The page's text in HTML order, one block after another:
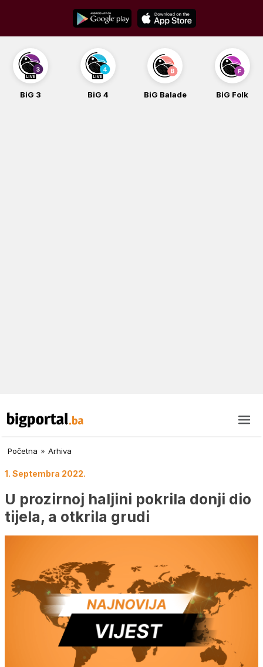
content
BiG 3 BiG 4 BiG Balade BiG Folk
Početna » Arhiva
1. Septembra 2022.
U prozirnoj haljini pokrila donji dio
tijela, a otkrila grudi